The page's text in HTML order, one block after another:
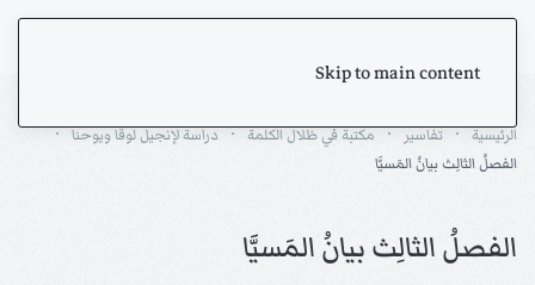
Skip to main content
الرئيسية تفاسير مكتبة في ظلال الكلمة
دراسة لإنجيل لوقا ويوحنا
الفصلُ الثالِث بيانُ المَسيَّا
الفصلُ الثالِث بيانُ المَسيَّا